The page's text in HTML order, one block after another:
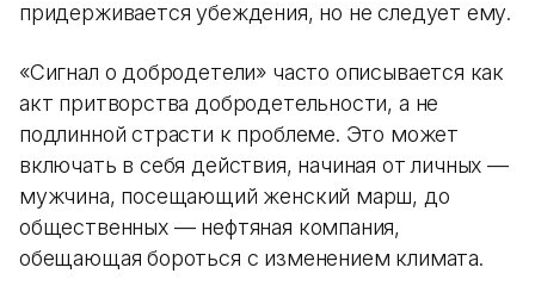
придерживается убеждения, но не следует ему.
«Сигнал о добродетели» часто описывается как
акт притворства добродетельности, а не
подлинной страсти к проблеме. Это может
включать в себя действия, начиная от личных —
мужчина, посещающий женский марш, до
общественных — нефтяная компания,
обещающая бороться с изменением климата.